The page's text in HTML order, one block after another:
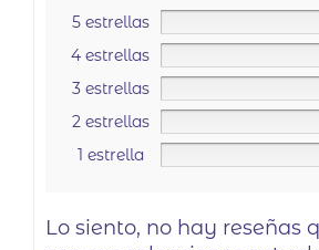
5 estrellas
4 estrellas
3 estrellas
2 estrellas
1 estrella
Lo siento, no hay reseñas